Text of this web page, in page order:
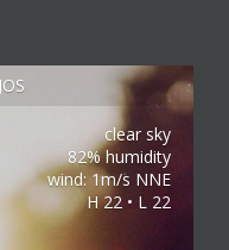
clear sky
82% humidity
wind: 1m/s NNE
H 22 • L 22